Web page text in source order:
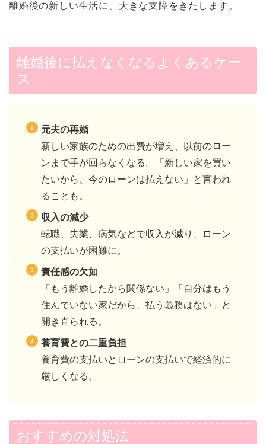
離婚後の新しい生活に、大きな支障をきたします。
離婚後に払えなくなるよくあるケー
ス
元夫の再婚
新しい家族のための出費が増え、以前のロー
ンまで手が回らなくなる。「新しい家を買い
たいから、今のローンは払えない」と言われ
ることも。
収入の減少
転職、失業、病気などで収入が減り、ローン
の支払いが困難に。
責任感の欠如
「もう離婚したから関係ない」「自分はもう
住んでいない家だから、払う義務はない」と
開き直られる。
養育費との二重負担
養育費の支払いとローンの支払いで経済的に
厳しくなる。
おすすめの対処法